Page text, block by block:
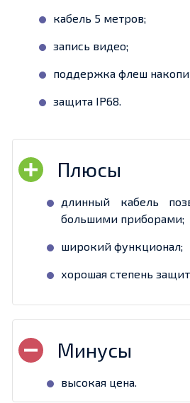
кабель 5 метров;
запись видео;
поддержка флеш
защита IP68.
длинный кабель
большими приборами;
широкий функционал;
хорошая степень
высокая цена.